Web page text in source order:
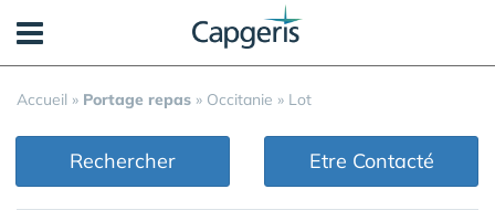
Accueil » Portage repas » Occitanie » Lot
Rechercher Etre Contacté